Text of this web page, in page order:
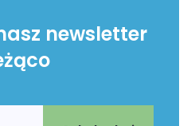
newsletter